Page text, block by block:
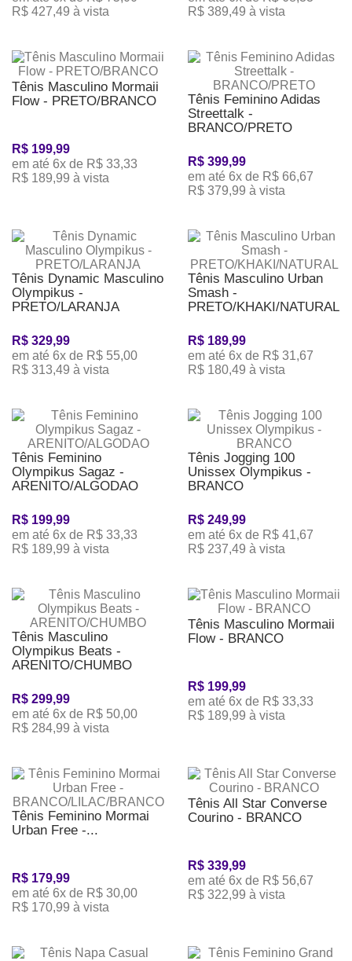
R$ 427,49 à vista
R$ 389,49 à vista
Tênis Masculino Mormaii
Flow - PRETO/BRANCO
R$ 199,99
em até 6x de R$ 33,33
R$ 189,99 à vista
Tênis Feminino Adidas
Streettalk -
BRANCO/PRETO
R$ 399,99
em até 6x de R$ 66,67
R$ 379,99 à vista
Tênis Dynamic Masculino
Olympikus -
PRETO/LARANJA
R$ 329,99
em até 6x de R$ 55,00
R$ 313,49 à vista
Tênis Masculino Urban
Smash -
PRETO/KHAKI/NATURAL
R$ 189,99
em até 6x de R$ 31,67
R$ 180,49 à vista
Tênis Feminino
Olympikus Sagaz -
ARENITO/ALGODAO
R$ 199,99
em até 6x de R$ 33,33
R$ 189,99 à vista
Tênis Jogging 100
Unissex Olympikus -
BRANCO
R$ 249,99
em até 6x de R$ 41,67
R$ 237,49 à vista
Tênis Masculino
Olympikus Beats -
ARENITO/CHUMBO
R$ 299,99
em até 6x de R$ 50,00
R$ 284,99 à vista
Tênis Masculino Mormaii
Flow - BRANCO
R$ 199,99
em até 6x de R$ 33,33
R$ 189,99 à vista
Tênis Feminino Mormai
Urban Free -...
R$ 179,99
em até 6x de R$ 30,00
R$ 170,99 à vista
Tênis All Star Converse
Courino - BRANCO
R$ 339,99
em até 6x de R$ 56,67
R$ 322,99 à vista